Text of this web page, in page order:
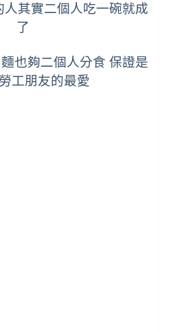
人其實二個人吃一碗就成
了
也夠二個人分食 保證是
工朋友的最愛